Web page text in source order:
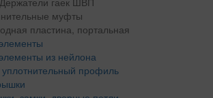
муфты
пластина, портальная
из нейлона
профиль